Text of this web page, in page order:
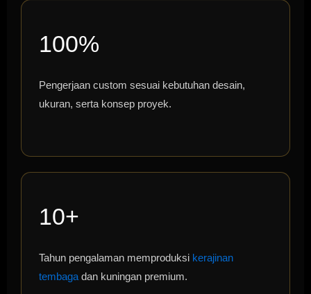
100%
Pengerjaan custom sesuai kebutuhan desain,
ukuran, serta konsep proyek.
10+
Tahun pengalaman memproduksi kerajinan
tembaga dan kuningan premium.